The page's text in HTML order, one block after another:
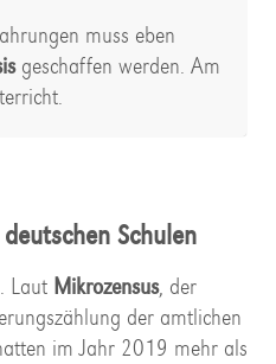
muss eben
geschaffen werden. Am
Schulen
Laut Mikrozensus, der
der amtlichen
im Jahr 2019 mehr als